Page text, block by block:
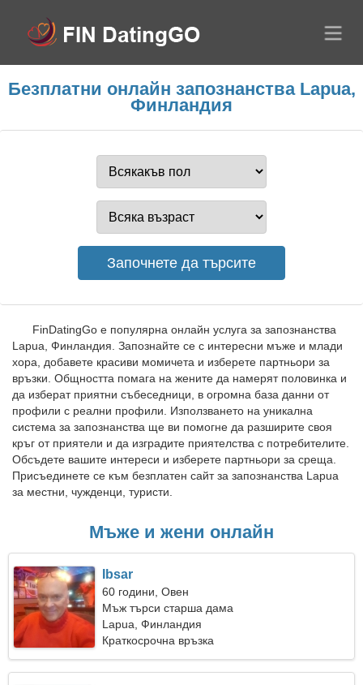
Безплатни онлайн запознанства Lapua,
Финландия
FinDatingGo е популярна онлайн услуга за запознанства
Lapua, Финландия. Запознайте се с интересни мъже и млади
хора, добавете красиви момичета и изберете партньори за
връзки. Общността помага на жените да намерят половинка и
да изберат приятни събеседници, в огромна база данни от
профили с реални профили. Използването на уникална
система за запознанства ще ви помогне да разширите своя
кръг от приятели и да изградите приятелства с потребителите.
Обсъдете вашите интереси и изберете партньори за среща.
Присъединете се към безплатен сайт за запознанства Lapua
за местни, чужденци, туристи.
Мъже и жени онлайн
Ibsar
60 години, Овен
Мъж търси старша дама
Lapua, Финландия
Краткосрочна връзка